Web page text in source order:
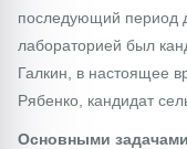
последующий период
лабораторией был
Галкин, в настоящее
Рябенко, кандидат
Основными